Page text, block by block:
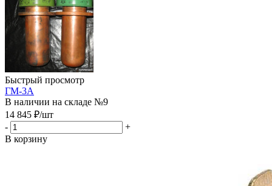
Быстрый просмотр
ГМ-3А
В наличии на складе №9
14 845 ₽/шт
-
+
В корзину